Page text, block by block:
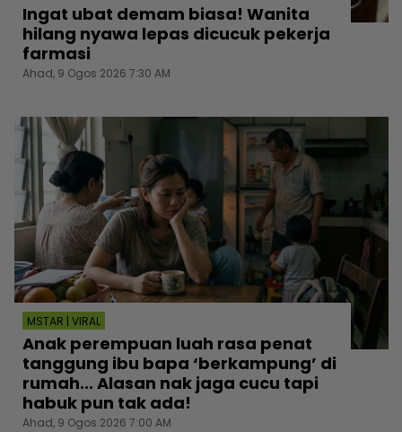
Ingat ubat demam biasa! Wanita
hilang nyawa lepas dicucuk pekerja
farmasi
Ahad, 9 Ogos 2026 7:30 AM
MSTAR | VIRAL
Anak perempuan luah rasa penat
tanggung ibu bapa ‘berkampung’ di
rumah... Alasan nak jaga cucu tapi
habuk pun tak ada!
Ahad, 9 Ogos 2026 7:00 AM